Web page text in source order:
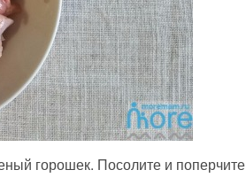
горошек. Посолите и поперчите